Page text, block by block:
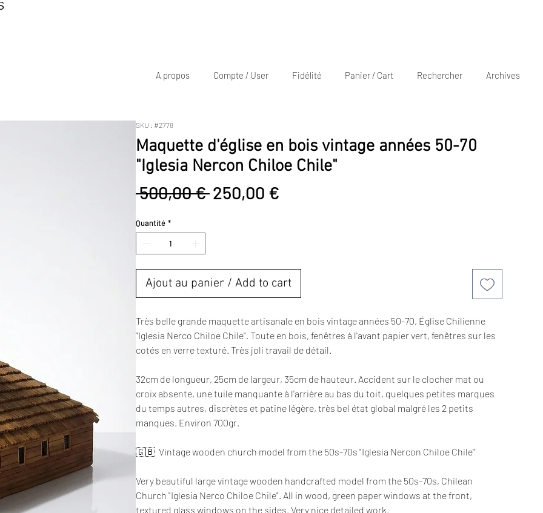
A propos Compte / User Fidélité Panier / Cart Rechercher Archives
SKU : #2778
Maquette d'église en bois vintage années 50-70
"Iglesia Nercon Chiloe Chile"
500,00 € Prix
250,00 €
Quantité *
Ajout au panier / Add to cart
Très belle grande maquette artisanale en bois vintage années 50-70, Église Chilienne
"Iglesia Nerco Chiloe Chile". Toute en bois, fenêtres à l'avant papier vert, fenêtres sur les
cotés en verre texturé. Très joli travail de détail.
32cm de longueur, 25cm de largeur, 35cm de hauteur. Accident sur le clocher mat ou
croix absente, une tuile manquante à l'arrière au bas du toit, quelques petites marques
du temps autres, discrètes et patine légère, très bel état global malgré les 2 petits
manques. Environ 700gr.
🇬🇧 Vintage wooden church model from the 50s-70s "Iglesia Nercon Chiloe Chile"
Very beautiful large vintage wooden handcrafted model from the 50s-70s, Chilean
Church "Iglesia Nerco Chiloe Chile". All in wood, green paper windows at the front,
textured glass windows on the sides. Very nice detailed work.